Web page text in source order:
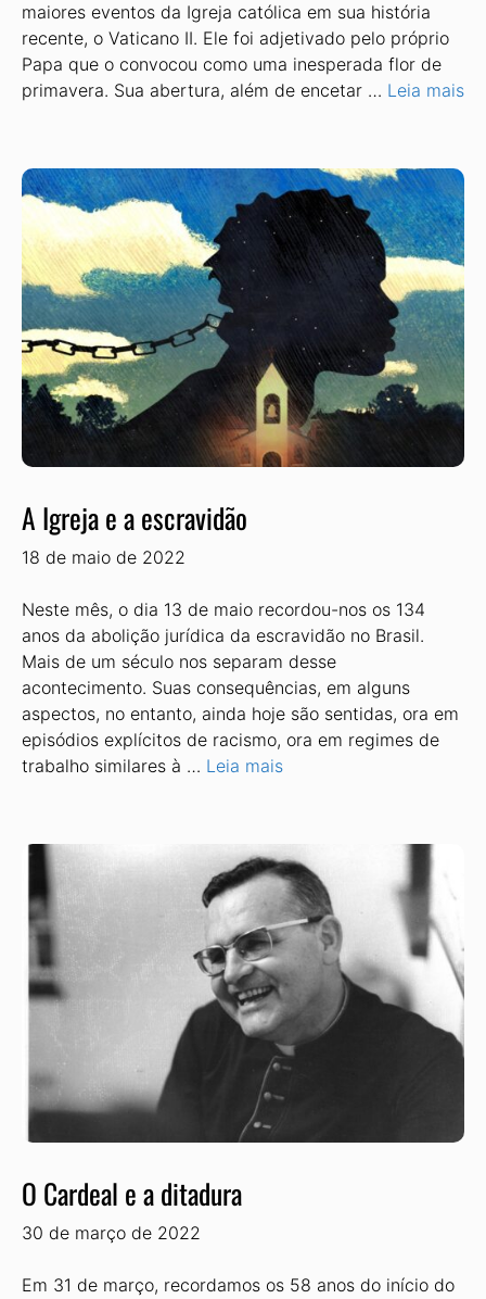
maiores eventos da Igreja católica em sua história
recente, o Vaticano II. Ele foi adjetivado pelo próprio
Papa que o convocou como uma inesperada flor de
primavera. Sua abertura, além de encetar … Leia mais
A Igreja e a escravidão
18 de maio de 2022
Neste mês, o dia 13 de maio recordou-nos os 134
anos da abolição jurídica da escravidão no Brasil.
Mais de um século nos separam desse
acontecimento. Suas consequências, em alguns
aspectos, no entanto, ainda hoje são sentidas, ora em
episódios explícitos de racismo, ora em regimes de
trabalho similares à … Leia mais
O Cardeal e a ditadura
30 de março de 2022
Em 31 de março, recordamos os 58 anos do início do